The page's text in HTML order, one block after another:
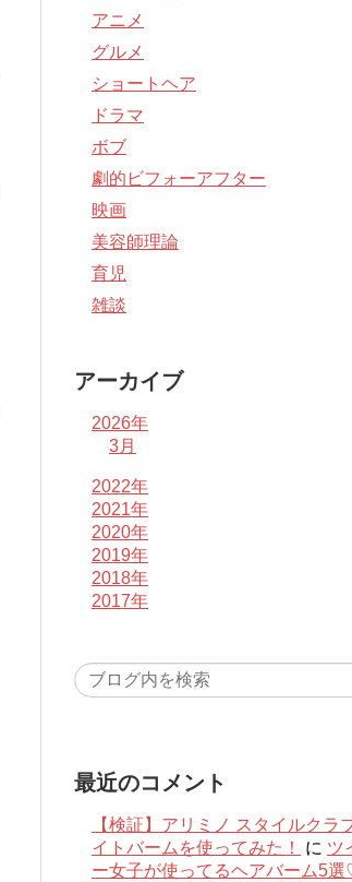
アニメ
グルメ
ショートヘア
ドラマ
ボブ
劇的ビフォーアフター
映画
美容師理論
育児
雑談
アーカイブ
2026年
3月
2022年
2021年
2020年
2019年
2018年
2017年
最近のコメント
【検証】アリミノ スタイルクラ
イトバームを使ってみた！
に ツ
ー女子が使ってるヘアバーム5